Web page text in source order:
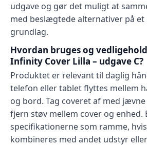
udgave og gør det muligt at
med beslægtede alternativer på
grundlag.
Hvordan bruges og
Infinity Cover Lilla – udgave C?
Produktet er relevant til daglig
telefon eller tablet flyttes mellem
og bord. Tag coveret af med
fjern støv mellem cover og enhed.
specifikationerne som ramme,
kombineres med andet udstyr